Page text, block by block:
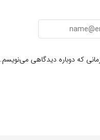
که دوباره دیدگاهی می‌نویسم.